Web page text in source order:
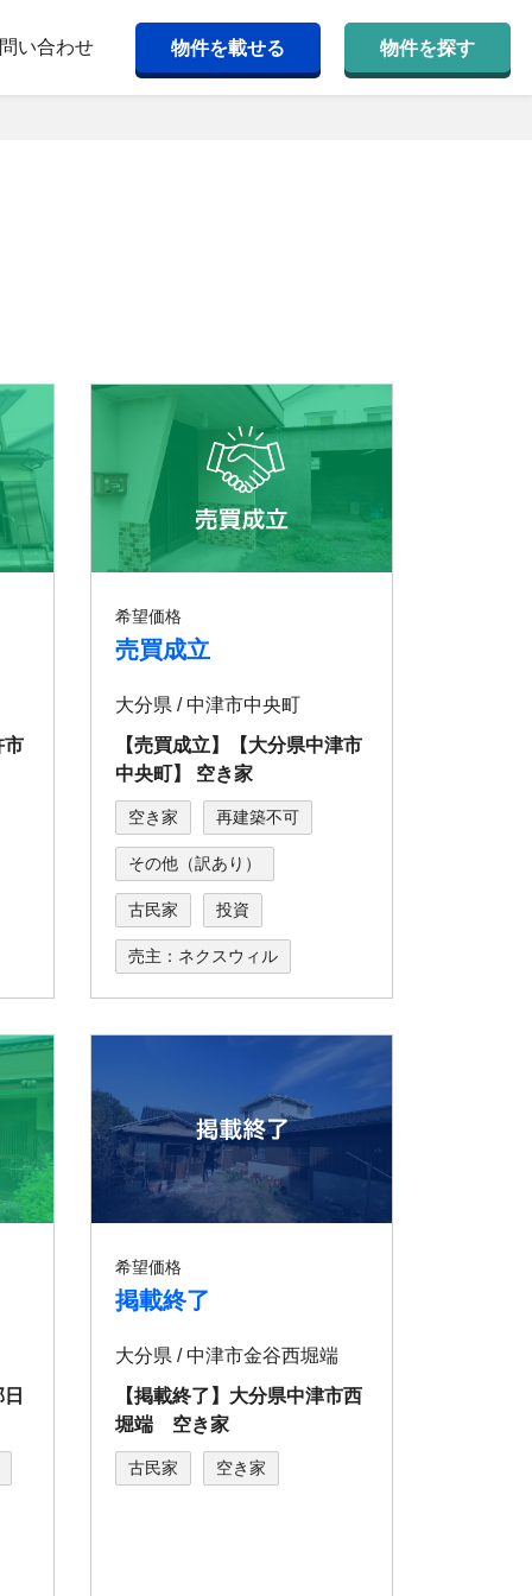
い合わせ 物件を載せる 物件を探す
市
希望価格
売買成立
大分県 / 中津市中央町
【売買成立】【⼤分県中津市
中央町】 空き家
空き家 再建築不可
その他（訳あり）
古民家 投資
売主：ネクスウィル
希望価格
掲載終了
大分県 / 中津市金谷西堀端
【掲載終了】大分県中津市西
堀端 空き家
古民家 空き家